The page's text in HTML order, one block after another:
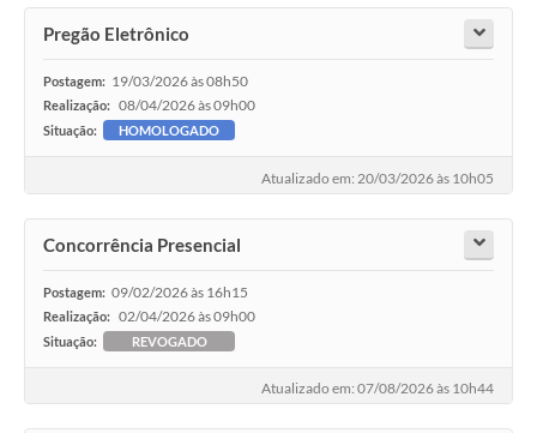
Telefones Úteis
Enquete
Contato
Pregão Eletrônico
Postagem: 19/03/2026 às 08h50
Realização: 08/04/2026 às 09h00
Situação: HOMOLOGADO
Atualizado em: 20/03/2026 às 10h05
Concorrência Presencial
Postagem: 09/02/2026 às 16h15
Realização: 02/04/2026 às 09h00
Situação: REVOGADO
Atualizado em: 07/08/2026 às 10h44